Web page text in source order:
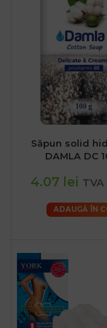
Săpun solid
DAMLA DC
4.07 lei
ADAUGĂ ÎN